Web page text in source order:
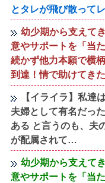
とタレが飛び散って
幼少期から支えて
意やサポートを「当
続かず他力本願で横
到達！情で助けてき
【イライラ】私達
夫婦として有名だっ
ある と言うのも、夫
が配属されて…
幼少期から支えて
意やサポートを「当